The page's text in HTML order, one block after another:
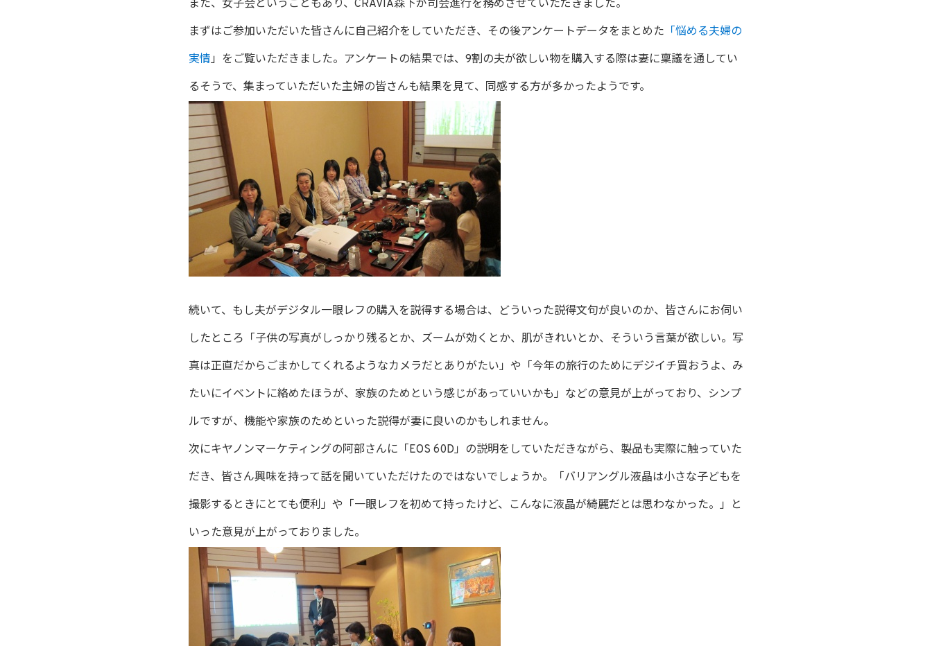
また、女子会ということもあり、CRAVIA森下が司会進行を務めさせていただきました。
まずはご参加いただいた皆さんに自己紹介をしていただき、その後アンケートデータをまとめた 「悩める夫婦の
実情」をご覧いただきました。アンケートの結果では、9割の夫が欲しい物を購入する際は妻に稟議を通してい
るそうで、集まっていただいた主婦の皆さんも結果を見て、同感する方が多かったようです。
続いて、もし夫がデジタル一眼レフの購入を説得する場合は、どういった説得文句が良いのか、皆さんにお伺い
したところ「子供の写真がしっかり残るとか、ズームが効くとか、肌がきれいとか、そういう言葉が欲しい。写
真は正直だからごまかしてくれるようなカメラだとありがたい」や「今年の旅行のためにデジイチ買おうよ、み
たいにイベントに絡めたほうが、家族のためという感じがあっていいかも」などの意見が上がっており、シンプ
ルですが、機能や家族のためといった説得が妻に良いのかもしれません。
次にキヤノンマーケティングの阿部さんに「EOS 60D」の説明をしていただきながら、製品も実際に触っていた
だき、皆さん興味を持って話を聞いていただけたのではないでしょうか。「バリアングル液晶は小さな子どもを
撮影するときにとても便利」や「一眼レフを初めて持ったけど、こんなに液晶が綺麗だとは思わなかった。」と
いった意見が上がっておりました。